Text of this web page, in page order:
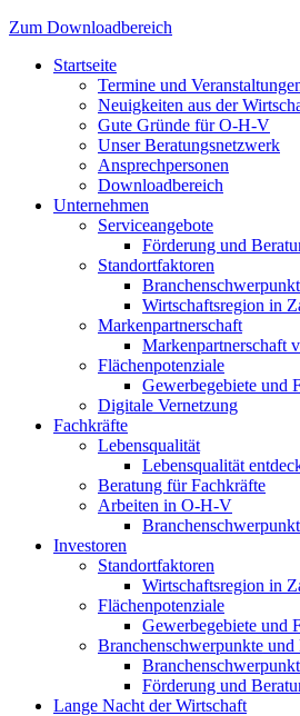
Zum Downloadbereich
Startseite
Termine und
Neuigkeiten aus der
Gute Gründe für O-H-V
Unser Beratungsnetzwerk
Ansprechpersonen
Downloadbereich
Unternehmen
Serviceangebote
Förderung und
Standortfaktoren
Wirtschaftsregion in
Markenpartnerschaft
Markenpartnerschaft
Flächenpotenziale
Gewerbegebiete und
Digitale Vernetzung
Fachkräfte
Lebensqualität
Lebensqualität
Beratung für Fachkräfte
Arbeiten in O-H-V
Investoren
Standortfaktoren
Wirtschaftsregion in
Flächenpotenziale
Gewerbegebiete und
Branchenschwerpunkte und
Förderung und
Lange Nacht der Wirtschaft